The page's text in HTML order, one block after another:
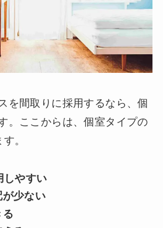
を間取りに採用するなら、個
。ここからは、個室タイプの
。
しやすい
少ない
る